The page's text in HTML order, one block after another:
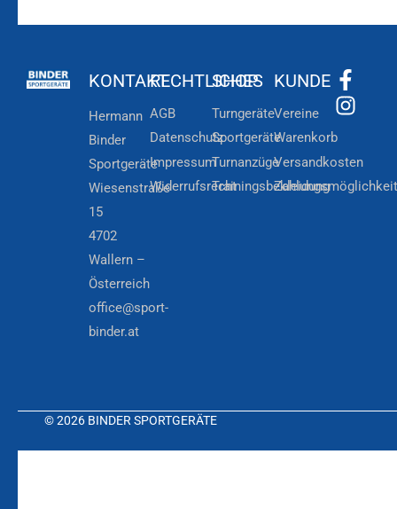
KONTAKT
Hermann
Binder
Sportgeräte
Wiesenstraße
15
4702
Wallern –
Österreich
office@sport-
binder.at
RECHTLICHES
AGB
Datenschutz
Impressum
Widerrufsrecht
SHOP
Turngeräte
Sportgeräte
Turnanzüge
Trainingsbekleidung
KUNDE
Vereine
Warenkorb
Versandkosten
© 2026 BINDER SPORTGERÄTE